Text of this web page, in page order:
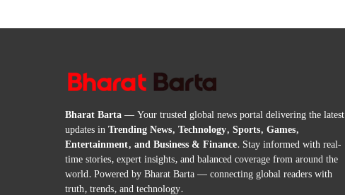
Bharat Barta— Your trusted global news portal delivering the latest
updates inTrending News, Technology, Sports, Games,
Entertainment, and Business & Finance. Stay informed with real-
time stories, expert insights, and balanced coverage from around the
world. Powered by Bharat Barta — connecting global readers with
truth, trends, and technology.